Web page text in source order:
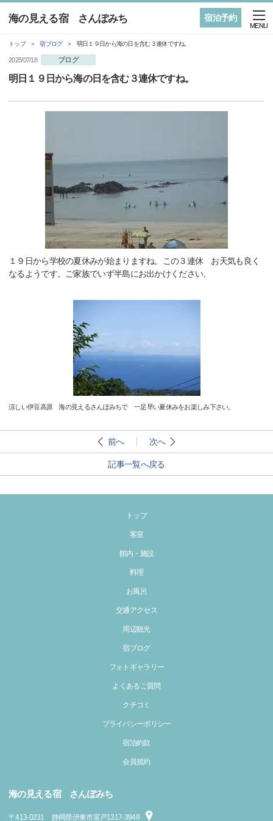
宿泊予約
海の見える宿 さんぽみち
MENU
トップ 宿ブログ 明日１９日から海の日を含む３連休ですね。
2025/07/18 ブログ
明日１９日から海の日を含む３連休ですね。
１９日から学校の夏休みが始まりますね。この３連休 お天気も良く
なるようです。ご家族でいず半島にお出かけください。
涼しい伊豆高原 海の見えるさんぽみちで 一足早い夏休みをお楽しみ下さい。
前へ 次へ
記事一覧へ戻る
トップ
客室
館内・施設
料理
お風呂
交通アクセス
周辺観光
宿ブログ
フォトギャラリー
よくあるご質問
クチコミ
プライバシーポリシー
宿泊約款
会員規約
海の見える宿 さんぽみち
〒413-0231 静岡県伊東市富戸1317-3949